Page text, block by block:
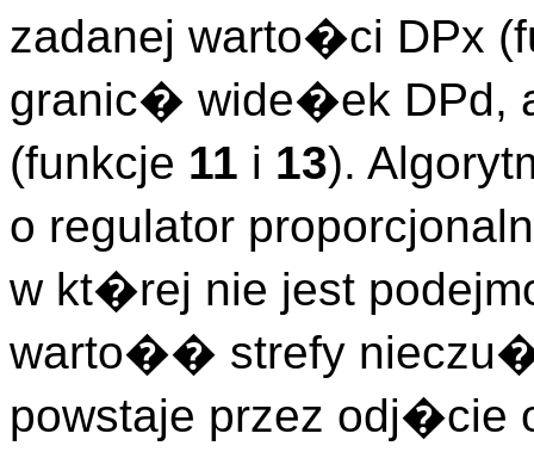
zadanej warto�ci DPx
granic� wide�ek
(funkcje 11 i 13).
o regulator
w kt�rej nie jest
warto�� strefy
powstaje przez odj�cie